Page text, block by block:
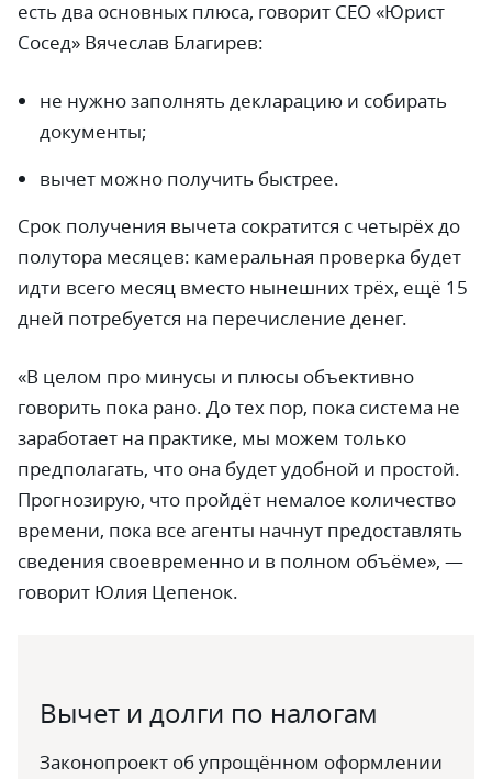
есть два основных плюса, говорит CEO «Юрист
Сосед» Вячеслав Благирев:
не нужно заполнять декларацию и собирать
документы;
вычет можно получить быстрее.
Срок получения вычета сократится с четырёх до
полутора месяцев: камеральная проверка будет
идти всего месяц вместо нынешних трёх, ещё 15
дней потребуется на перечисление денег.
«В целом про минусы и плюсы объективно
говорить пока рано. До тех пор, пока система не
заработает на практике, мы можем только
предполагать, что она будет удобной и простой.
Прогнозирую, что пройдёт немалое количество
времени, пока все агенты начнут предоставлять
сведения своевременно и в полном объёме», —
говорит Юлия Цепенок.
Вычет и долги по налогам
Законопроект об упрощённом оформлении